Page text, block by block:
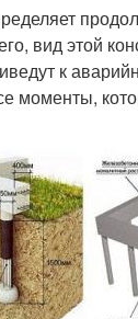
вид этой
к
моменты,